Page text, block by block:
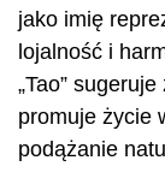
jako imię
lojalność i
„Tao”
promuje życie
podążanie